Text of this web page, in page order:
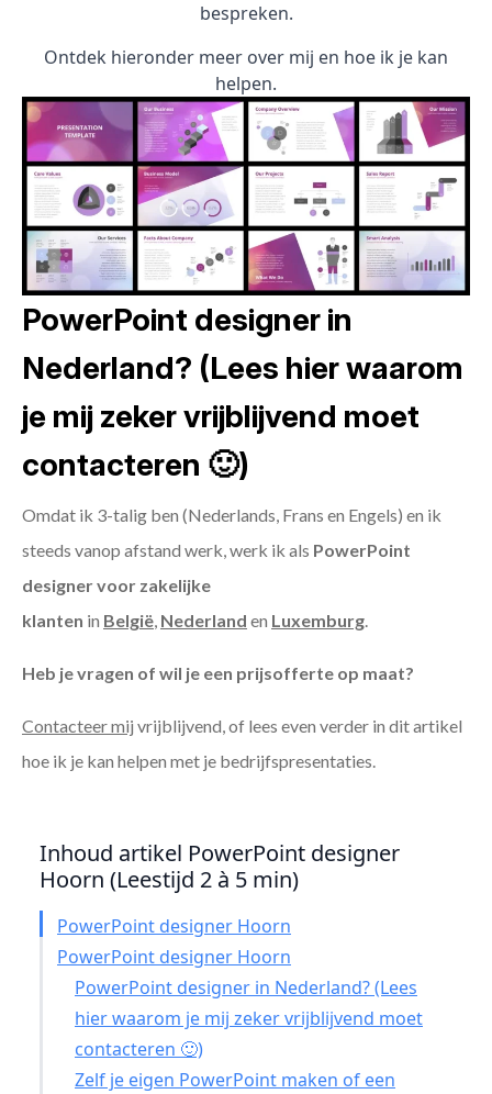
bespreken.
Ontdek hieronder meer over mij en hoe ik je kan
helpen.
PowerPoint designer in
Nederland? (Lees hier waarom
je mij zeker vrijblijvend moet
contacteren 🙂)
Omdat ik 3-talig ben (Nederlands, Frans en Engels) en ik
steeds vanop afstand werk, werk ik als PowerPoint
designer voor zakelijke
klanten in België, Nederland en Luxemburg.
Heb je vragen of wil je een prijsofferte op maat?
Contacteer mij vrijblijvend, of lees even verder in dit artikel
hoe ik je kan helpen met je bedrijfspresentaties.
Inhoud artikel PowerPoint designer
Hoorn (Leestijd 2 à 5 min)
PowerPoint designer Hoorn
PowerPoint designer Hoorn
PowerPoint designer in Nederland? (Lees
hier waarom je mij zeker vrijblijvend moet
contacteren 🙂)
Zelf je eigen PowerPoint maken of een